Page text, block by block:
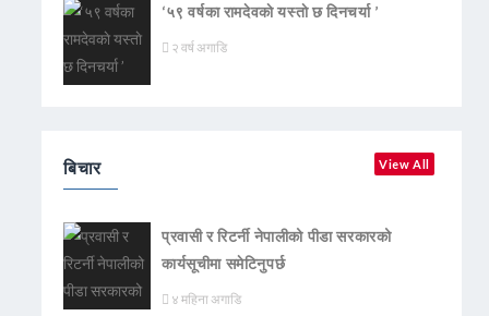
‘५९ वर्षका रामदेवकाे यस्ताे छ दिनचर्या ’
२ वर्ष अगाडि
बिचार View All
प्रवासी र रिटर्नी नेपालीको पीडा सरकारको
कार्यसूचीमा समेटिनुपर्छ
४ महिना अगाडि